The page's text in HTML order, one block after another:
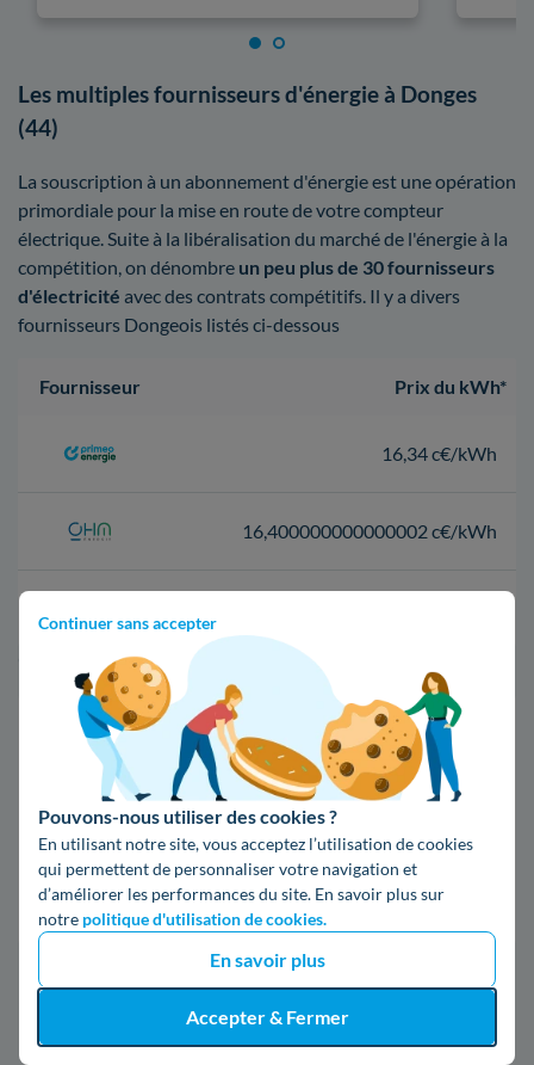
Continuer sans accepter
Pouvons-nous utiliser des cookies ?
En utilisant notre site, vous acceptez l’utilisation de cookies
qui permettent de personnaliser votre navigation et
d’améliorer les performances du site. En savoir plus sur
notre politique d'utilisation de cookies.
En savoir plus
Accepter & Fermer
Les multiples fournisseurs d'énergie à Donges
(44)
La souscription à un abonnement d'énergie est une opération
primordiale pour la mise en route de votre compteur
électrique. Suite à la libéralisation du marché de l'énergie à la
compétition, on dénombre un peu plus de 30 fournisseurs
d'électricité avec des contrats compétitifs. Il y a divers
fournisseurs Dongeois listés ci-dessous
Fournisseur Prix du kWh*
16,34 c€/kWh
16,400000000000002 c€/kWh
*Prix TTC pour un forfait base d’une puissance de 6 kVA
Infos / souscriptions
(appel non surtaxé)
09 78 46 71 74
Comparer les offres
5. Les informations sur Enedis à
Donges